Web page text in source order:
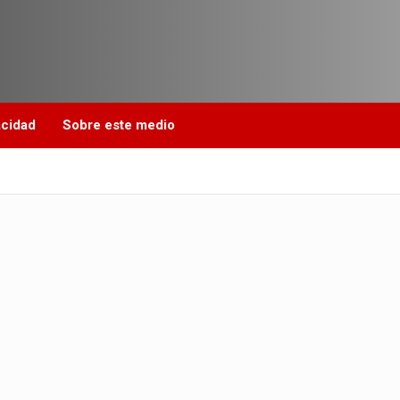
Sobre este medio